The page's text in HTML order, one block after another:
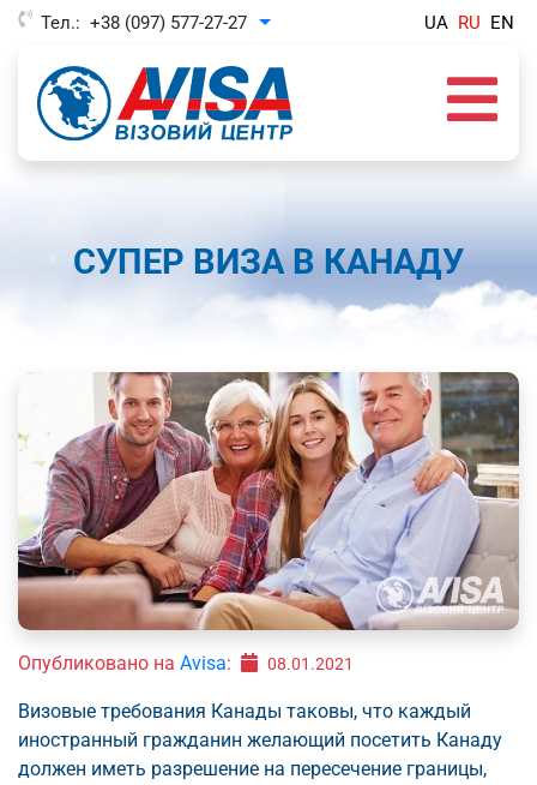
Тел.: +38 (097) 577-27-27 Toggle Dropdown UA RU EN
СУПЕР ВИЗА В КАНАДУ
Опубликовано на Avisa: 08.01.2021
Визовые требования Канады таковы, что каждый
иностранный гражданин желающий посетить Канаду
должен иметь разрешение на пересечение границы,